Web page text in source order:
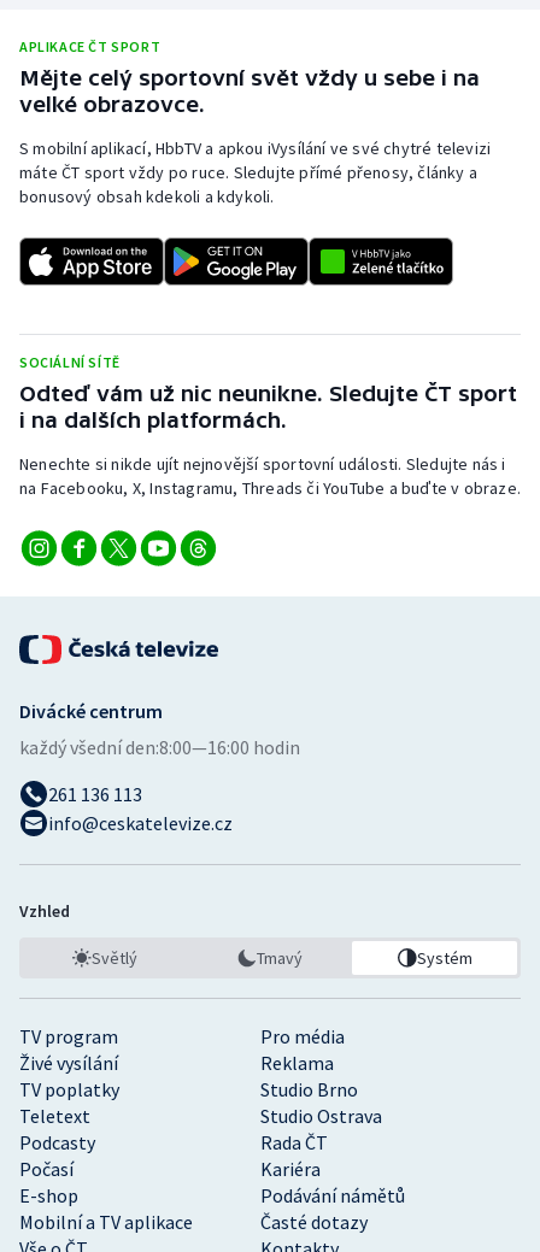
APLIKACE ČT SPORT
Mějte celý sportovní svět vždy u sebe i na
velké obrazovce.
S mobilní aplikací, HbbTV a apkou iVysílání ve své chytré televizi
máte ČT sport vždy po ruce. Sledujte přímé přenosy, články a
bonusový obsah kdekoli a kdykoli.
SOCIÁLNÍ SÍTĚ
Odteď vám už nic neunikne. Sledujte ČT sport
i na dalších platformách.
Nenechte si nikde ujít nejnovější sportovní události. Sledujte nás i
na Facebooku, X, Instagramu, Threads či YouTube a buďte v obraze.
TV program
Pro média
Živé vysílání
Reklama
TV poplatky
Studio Brno
Teletext
Studio Ostrava
Podcasty
Rada ČT
Počasí
Kariéra
E-shop
Podávání námětů
Mobilní a TV aplikace
Časté dotazy
Divácké centrum
každý všední den:8:00—16:00 hodin
261 136 113
info@ceskatelevize.cz
Vzhled
Světlý Tmavý Systém